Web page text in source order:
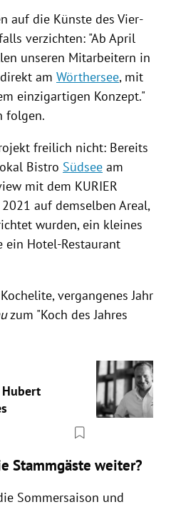
auf die Künste des Vier-
verzichten: "Ab April
unseren Mitarbeitern in
am Wörthersee, mit
einzigartigen Konzept."
folgen.
freilich nicht: Bereits
Bistro Südsee am
mit dem KURIER
2021 auf demselben Areal,
wurden, ein kleines
ein Hotel-Restaurant
vergangenes Jahr
zum "Koch des Jahres
Hubert
Stammgäste weiter?
Sommersaison und